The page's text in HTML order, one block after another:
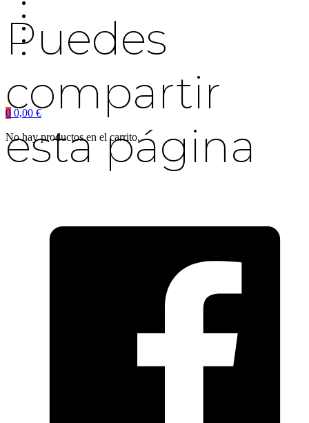
0 0,00 €
No hay productos en el carrito.
Puedes
compartir
esta página